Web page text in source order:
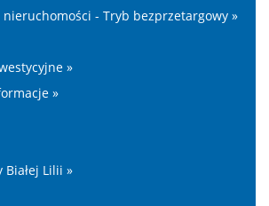
nieruchomości - Tryb bezprzetargowy »
»
»
Lilii »